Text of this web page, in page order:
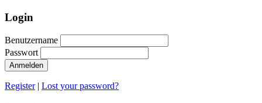
Login
Benutzername
Passwort
Anmelden
Register| Lost your password?